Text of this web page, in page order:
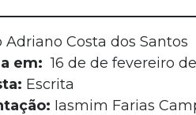
Adriano Costa dos Santos
em: 16 de de fevereiro
Escrita
Iasmim Farias